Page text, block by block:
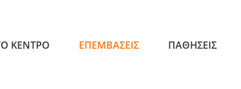
ΚΕΝΤΡΟ ΕΠΕΜΒΑΣΕΙΣ ΠΑΘΗΣΕΙΣ